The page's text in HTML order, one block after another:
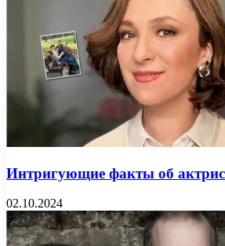
Интригующие факты об
02.10.2024